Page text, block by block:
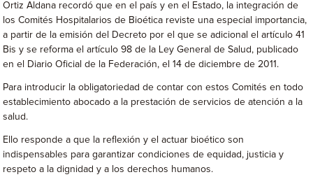
Ortiz Aldana recordó que en el país y en el Estado, la integración de
los Comités Hospitalarios de Bioética reviste una especial importancia,
a partir de la emisión del Decreto por el que se adicional el artículo 41
Bis y se reforma el artículo 98 de la Ley General de Salud, publicado
en el Diario Oficial de la Federación, el 14 de diciembre de 2011.
Para introducir la obligatoriedad de contar con estos Comités en todo
establecimiento abocado a la prestación de servicios de atención a la
salud.
Ello responde a que la reflexión y el actuar bioético son
indispensables para garantizar condiciones de equidad, justicia y
respeto a la dignidad y a los derechos humanos.